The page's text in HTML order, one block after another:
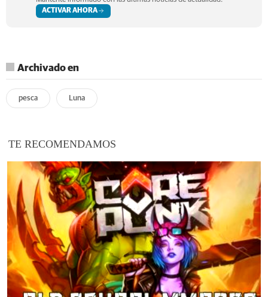
ACTIVAR AHORA
Archivado en
pesca Luna
TE RECOMENDAMOS